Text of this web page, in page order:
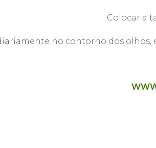
Colocar a
no contorno dos olhos,